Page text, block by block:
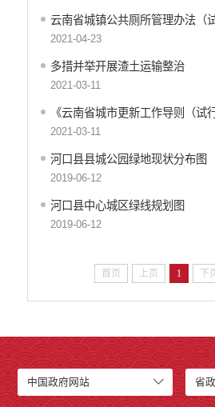
云南省城镇公共厕所管理办法（
2021-04-23
多措并举开展渣土运输整治
2021-03-11
《云南省城市更新工作导则（试
2021-03-11
河口县县城公园绿地现状分布图
2019-06-12
河口县中心城区绿线规划图
2019-06-12
首页 上页 1 下
中国政府网站 省